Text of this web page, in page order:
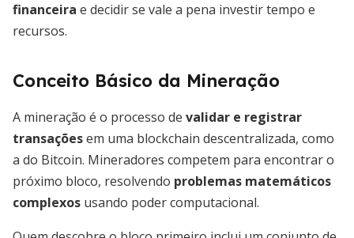
financeira e decidir se vale a pena investir tempo e
recursos.
Conceito Básico da Mineração
A mineração é o processo de validar e registrar
transaçõesem uma blockchain descentralizada, como
a do Bitcoin. Mineradores competem para encontrar o
próximo bloco, resolvendo problemas matemáticos
complexos usando poder computacional.